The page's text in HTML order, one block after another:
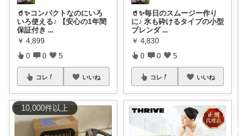
10,000件以上
🥤✨コンパクトなのにいろ
いろ使える♪ 【安心の1年間
保証付き ...
￥ 4,899
0 0 5
コレ いいね
🥤✨毎日のスムージー作り
に♪ 氷も砕けるタイプの小型
ブレンダ ...
￥ 4,830
0 0 5
コレ いいね